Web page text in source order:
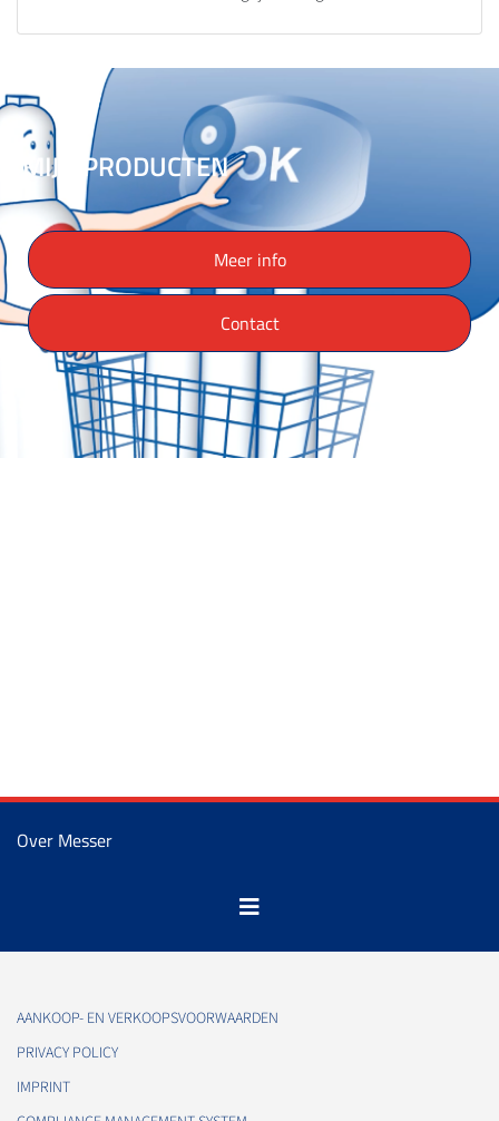
MIJN PRODUCTEN
Meer info
Contact
Over Messer
AANKOOP- EN VERKOOPSVOORWAARDEN
PRIVACY POLICY
IMPRINT